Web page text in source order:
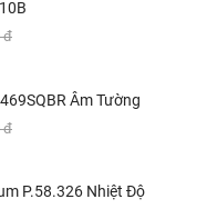
cho khách hàng:
đ
Âm Tường
đ
P.58.326 Nhiệt Độ